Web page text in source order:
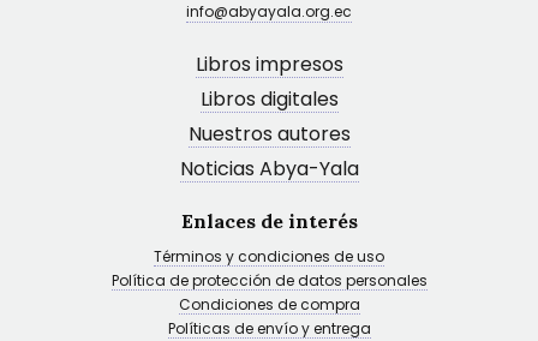
info@abyayala.org.ec
Libros impresos
Libros digitales
Nuestros autores
Noticias Abya-Yala
Enlaces de interés
Términos y condiciones de uso
Política de protección de datos personales
Condiciones de compra
Políticas de envío y entrega